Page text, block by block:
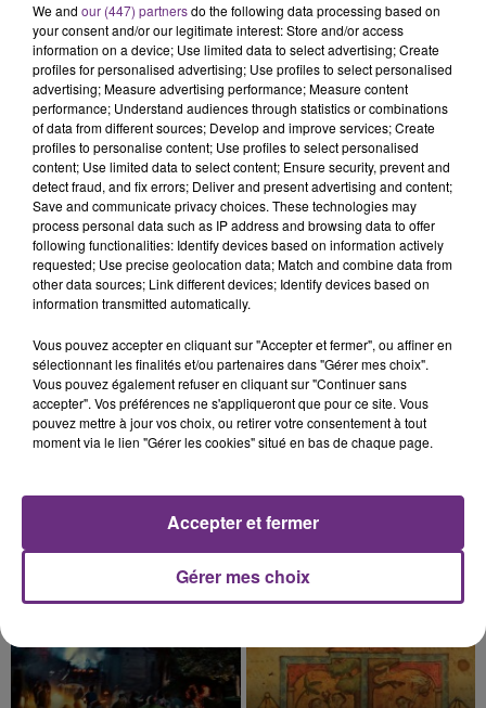
LA CENTRALE NUCLÉAIRE DE CHOOZ
TOUJOURS À L'ARRÊT
Cela fait déjà une semaine que la centrale
nucléaire ardennaise est à l'arrêt. Une situation
justifiée par la sécheresse intense qui est toujours
présente.
TITRES DIFFUSÉS
Les Nouveaux Soleils A Sky Full Of Stars
We and our (447) partnersdo the following data processing based on
your consent and/or our legitimate interest: Store and/or access
information on a device; Use limited data to select advertising; Create
profiles for personalised advertising; Use profiles to select personalised
advertising; Measure advertising performance; Measure content
performance; Understand audiences through statistics or combinations
of data from different sources; Develop and improve services; Create
profiles to personalise content; Use profiles to select personalised
content; Use limited data to select content; Ensure security, prevent and
detect fraud, and fix errors; Deliver and present advertising and content;
Save and communicate privacy choices. These technologies may
process personal data such as IP address and browsing data to offer
following functionalities: Identify devices based on information actively
requested; Use precise geolocation data; Match and combine data from
other data sources; Link different devices; Identify devices based on
information transmitted automatically.
Vous pouvez accepter en cliquant sur "Accepter et fermer", ou affiner en
sélectionnant les finalités et/ou partenaires dans "Gérer mes choix".
Vous pouvez également refuser en cliquant sur "Continuer sans
accepter". Vos préférences ne s'appliqueront que pour ce site. Vous
pouvez mettre à jour vos choix, ou retirer votre consentement à tout
moment via le lien "Gérer les cookies" situé en bas de chaque page.
Gérer mes choix
Accepter et fermer